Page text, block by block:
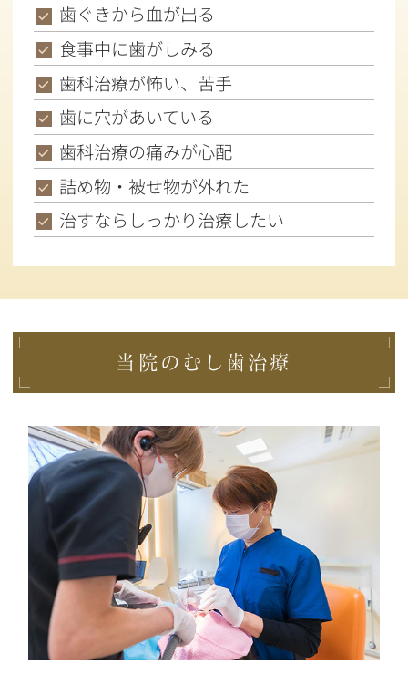
歯ぐきから血が出る
食事中に歯がしみる
歯科治療が怖い、苦手
歯に穴があいている
歯科治療の痛みが心配
詰め物・被せ物が外れた
治すならしっかり治療したい
当院のむし歯治療